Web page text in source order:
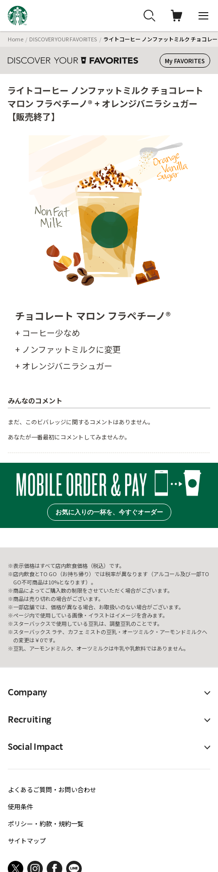
Home DISCOVER YOUR FAVORITES ライトコーヒー ノンファットミルク チョコレ
My FAVORITES
ライトコーヒー ノンファットミルク チョコレート
マロン フラペチーノ® + オレンジバニラシュガー
【販売終了】
チョコレート マロン フラペチーノ®
+ コーヒー少なめ
+ ノンファットミルクに変更
+ オレンジバニラシュガー
みんなのコメント
まだ、このビバレッジに関するコメントはありません。
あなたが一番最初にコメントしてみませんか。
お気に入りの一杯を、今すぐオーダー
表示価格はすべて店内飲食価格（税込）です。
店内飲食とTO GO（お持ち帰り）では税率が異なります（アルコール及び一部TO
GO不可商品は10%となります）。
商品によってご購入数の制限をさせていただく場合がございます。
商品は売り切れの場合がございます。
一部店舗では、価格が異なる場合、お取扱いのない場合がございます。
ページ内で使用している画像・イラストはイメージを含みます。
スターバックスで使用している豆乳は、調整豆乳のことです。
スターバックス ラテ、カフェ ミストの豆乳・オーツミルク・アーモンドミルクへ
の変更は￥0です。
豆乳、アーモンドミルク、オーツミルクは牛乳や乳飲料ではありません。
Company
Recruiting
Social Impact
よくあるご質問・お問い合わせ
使用条件
ポリシー・約款・規約一覧
サイトマップ